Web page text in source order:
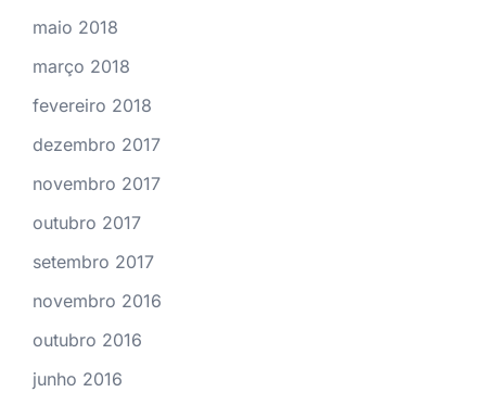
maio 2018
março 2018
fevereiro 2018
dezembro 2017
novembro 2017
outubro 2017
setembro 2017
novembro 2016
outubro 2016
junho 2016